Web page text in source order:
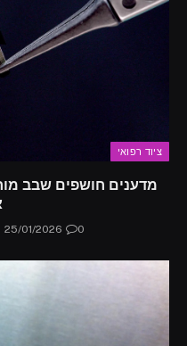
ציוד רפואי
מדענים חושפים שבב
25/01/2026 0